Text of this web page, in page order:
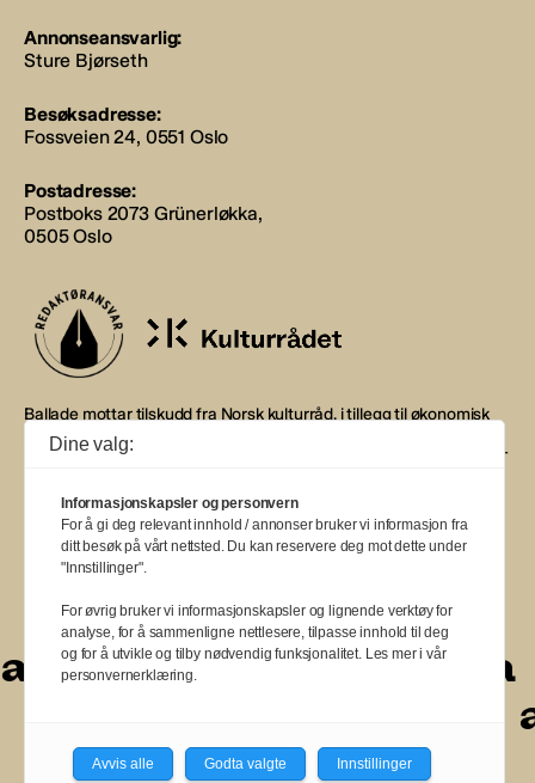
Annonseansvarlig:
Sture Bjørseth
Besøksadresse:
Fossveien 24, 0551 Oslo
Postadresse:
Postboks 2073 Grünerløkka,
0505 Oslo
Ballade mottar tilskudd fra Norsk kulturråd, i tillegg til økonomisk
støtte fra eierne NOPA, Norsk komponistforening og
Musikkforleggerne. Ballade drives etter Redaktør- og Vær Varsom-
BALLADE — NORGES MUSIKKMAGASIN
a aa
aa
a
a
Dine valg:
Informasjonskapsler og personvern
For å gi deg relevant innhold / annonser bruker vi informasjon fra
ditt besøk på vårt nettsted. Du kan reservere deg mot dette under
"Innstillinger".
For øvrig bruker vi informasjonskapsler og lignende verktøy for
analyse, for å sammenligne nettlesere, tilpasse innhold til deg
og for å utvikle og tilby nødvendig funksjonalitet. Les mer i vår
personvernerklæring.
Avvis alle Godta valgte Innstillinger